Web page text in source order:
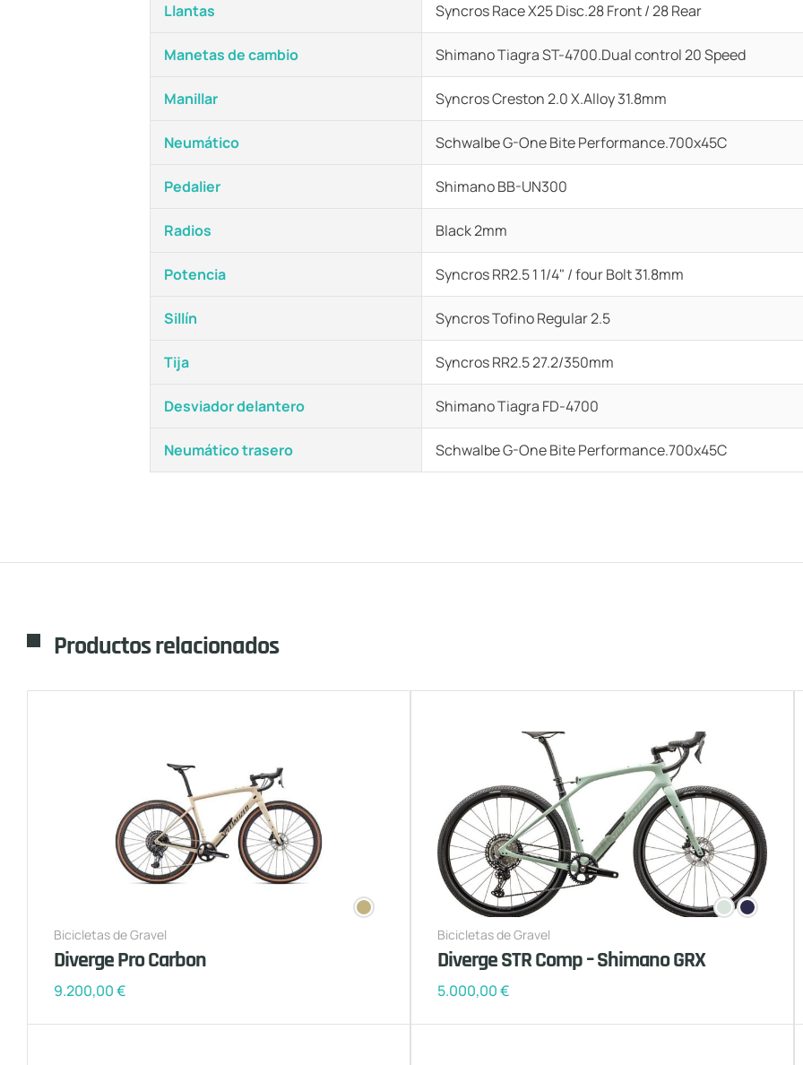
Llantas Syncros Race X25 Disc.28 Front / 28 Rear
Manetas de cambio Shimano Tiagra ST-4700.Dual control 20 Speed
Manillar Syncros Creston 2.0 X.Alloy 31.8mm
Neumático Schwalbe G-One Bite Performance.700x45C
Pedalier Shimano BB-UN300
Radios Black 2mm
Potencia Syncros RR2.5 1 1/4" / four Bolt 31.8mm
Sillín Syncros Tofino Regular 2.5
Tija Syncros RR2.5 27.2/350mm
Desviador delantero Shimano Tiagra FD-4700
Neumático trasero Schwalbe G-One Bite Performance.700x45C
Productos relacionados
Bicicletas de Gravel
Diverge Pro Carbon
9.200,00€
Bicicletas de Gravel
Diverge STR Comp – Shimano GRX
5.000,00€